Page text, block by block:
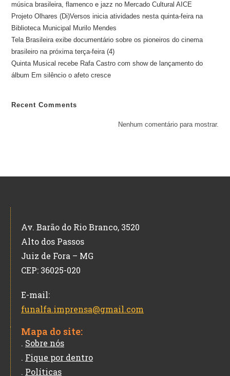
música brasileira, flamenco e jazz no Mercado Cultural AICE
Projeto Olhares (Di)Versos inicia atividades nesta quinta-feira na
Biblioteca Municipal Murilo Mendes
Tela Brasileira exibe documentário sobre os pioneiros do cinema
brasileiro na próxima terça-feira (4)
Quinta Musical recebe Rafa Castro com show de lançamento do
álbum Em silêncio o afeto cresce
Recent Comments
Nenhum comentário para mostrar.
Av. Barão do Rio Branco, 3520
Alto dos Passos
Juiz de Fora – MG
CEP: 36025-020
E-mail:
funalfa.imprensa@gmail.com
Mapa do site:
. Sobre nós
. Fique por dentro
. Políticas